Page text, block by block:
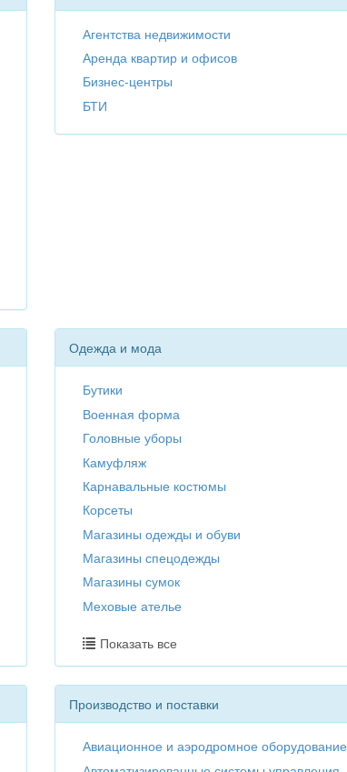
Агентства недвижимости
Аренда квартир и офисов
Бизнес-центры
БТИ
Одежда и мода
Бутики
Военная форма
Головные уборы
Камуфляж
Карнавальные костюмы
Корсеты
Магазины одежды и обуви
Магазины спецодежды
Магазины сумок
Меховые ателье
Показать все
Производство и поставки
Авиационное и аэродромное оборудование